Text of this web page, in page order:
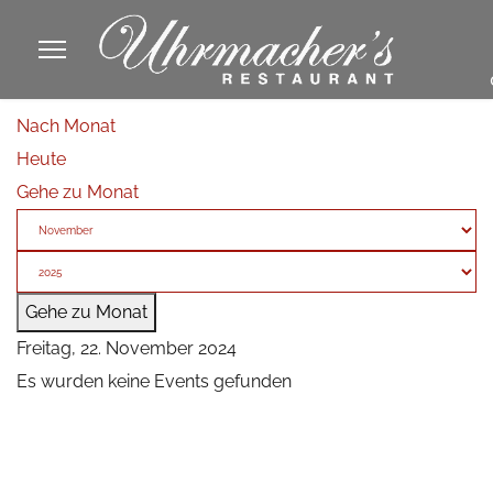
Nach Monat
Heute
Gehe zu Monat
Gehe zu Monat
Freitag, 22. November 2024
Es wurden keine Events gefunden